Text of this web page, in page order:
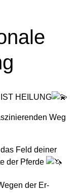
HEILUNG
Weg
Feld deiner
der Pferde
der Er-